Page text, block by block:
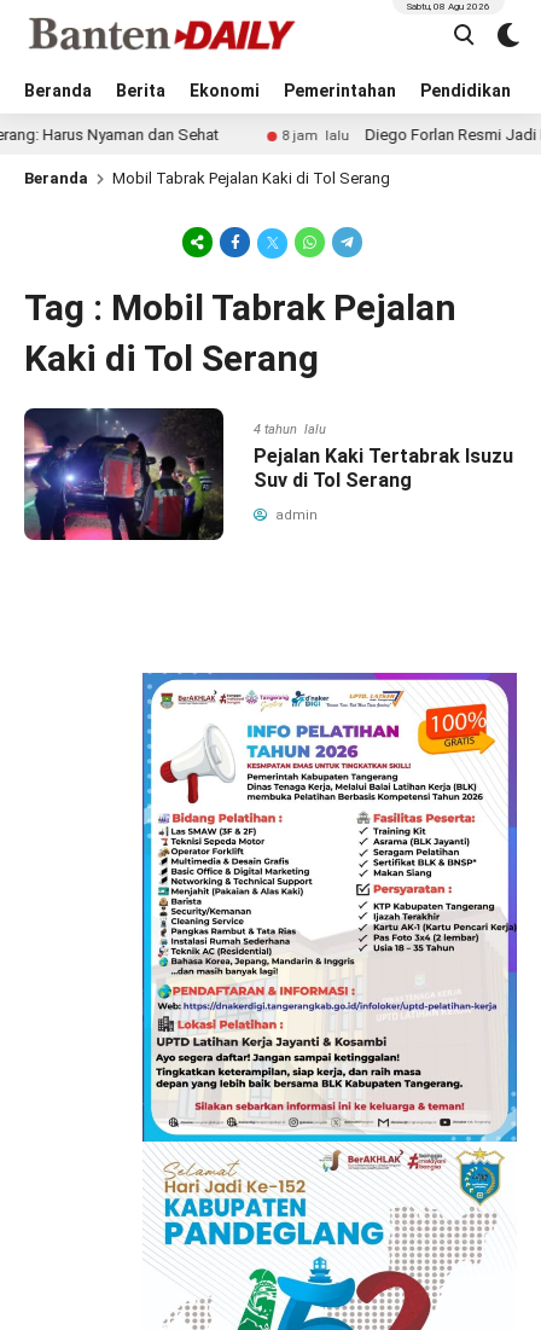
Beranda Berita Ekonomi Pemerintahan Pendidikan
Sabtu, 08 Agu 2026
Harus Nyaman dan Sehat 8 jam lalu Diego Forlan Resmi Jadi
Beranda Mobil Tabrak Pejalan Kaki di Tol Serang
Tag : Mobil Tabrak Pejalan
Kaki di Tol Serang
4 tahun lalu
Pejalan Kaki Tertabrak Isuzu
Suv di Tol Serang
admin